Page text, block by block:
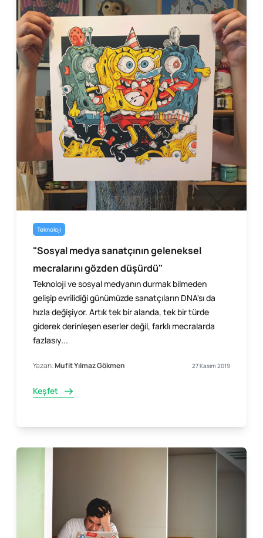
Teknoloji
"Sosyal medya sanatçının geleneksel
mecralarını gözden düşürdü"
Teknoloji ve sosyal medyanın durmak bilmeden
gelişip evrilidiği günümüzde sanatçıların DNA'sı da
hızla değişiyor. Artık tek bir alanda, tek bir türde
giderek derinleşen eserler değil, farklı mecralarda
fazlasıy...
Yazan:Mufit Yılmaz Gökmen 27 Kasım 2019
Keşfet